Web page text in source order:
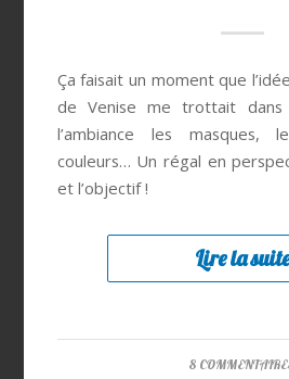
Ça faisait un moment que
de Venise me trottait dans
l’ambiance les masques,
couleurs… Un régal en
et l’objectif !
Lire la suite
8